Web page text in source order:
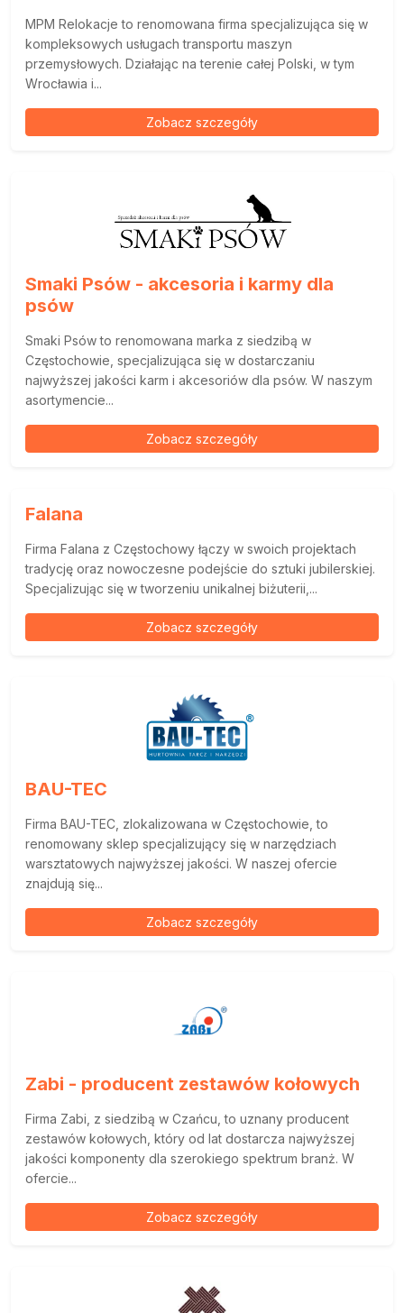
MPM Relokacje to renomowana firma specjalizująca się w
kompleksowych usługach transportu maszyn
przemysłowych. Działając na terenie całej Polski, w tym
Wrocławia i...
Zobacz szczegóły
Smaki Psów - akcesoria i karmy dla
psów
Smaki Psów to renomowana marka z siedzibą w
Częstochowie, specjalizująca się w dostarczaniu
najwyższej jakości karm i akcesoriów dla psów. W naszym
asortymencie...
Zobacz szczegóły
Falana
Firma Falana z Częstochowy łączy w swoich projektach
tradycję oraz nowoczesne podejście do sztuki jubilerskiej.
Specjalizując się w tworzeniu unikalnej biżuterii,...
Zobacz szczegóły
BAU-TEC
Firma BAU-TEC, zlokalizowana w Częstochowie, to
renomowany sklep specjalizujący się w narzędziach
warsztatowych najwyższej jakości. W naszej ofercie
znajdują się...
Zobacz szczegóły
Zabi - producent zestawów kołowych
Firma Zabi, z siedzibą w Czańcu, to uznany producent
zestawów kołowych, który od lat dostarcza najwyższej
jakości komponenty dla szerokiego spektrum branż. W
ofercie...
Zobacz szczegóły